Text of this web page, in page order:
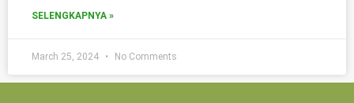
SELENGKAPNYA »
March 25, 2024 No Comments